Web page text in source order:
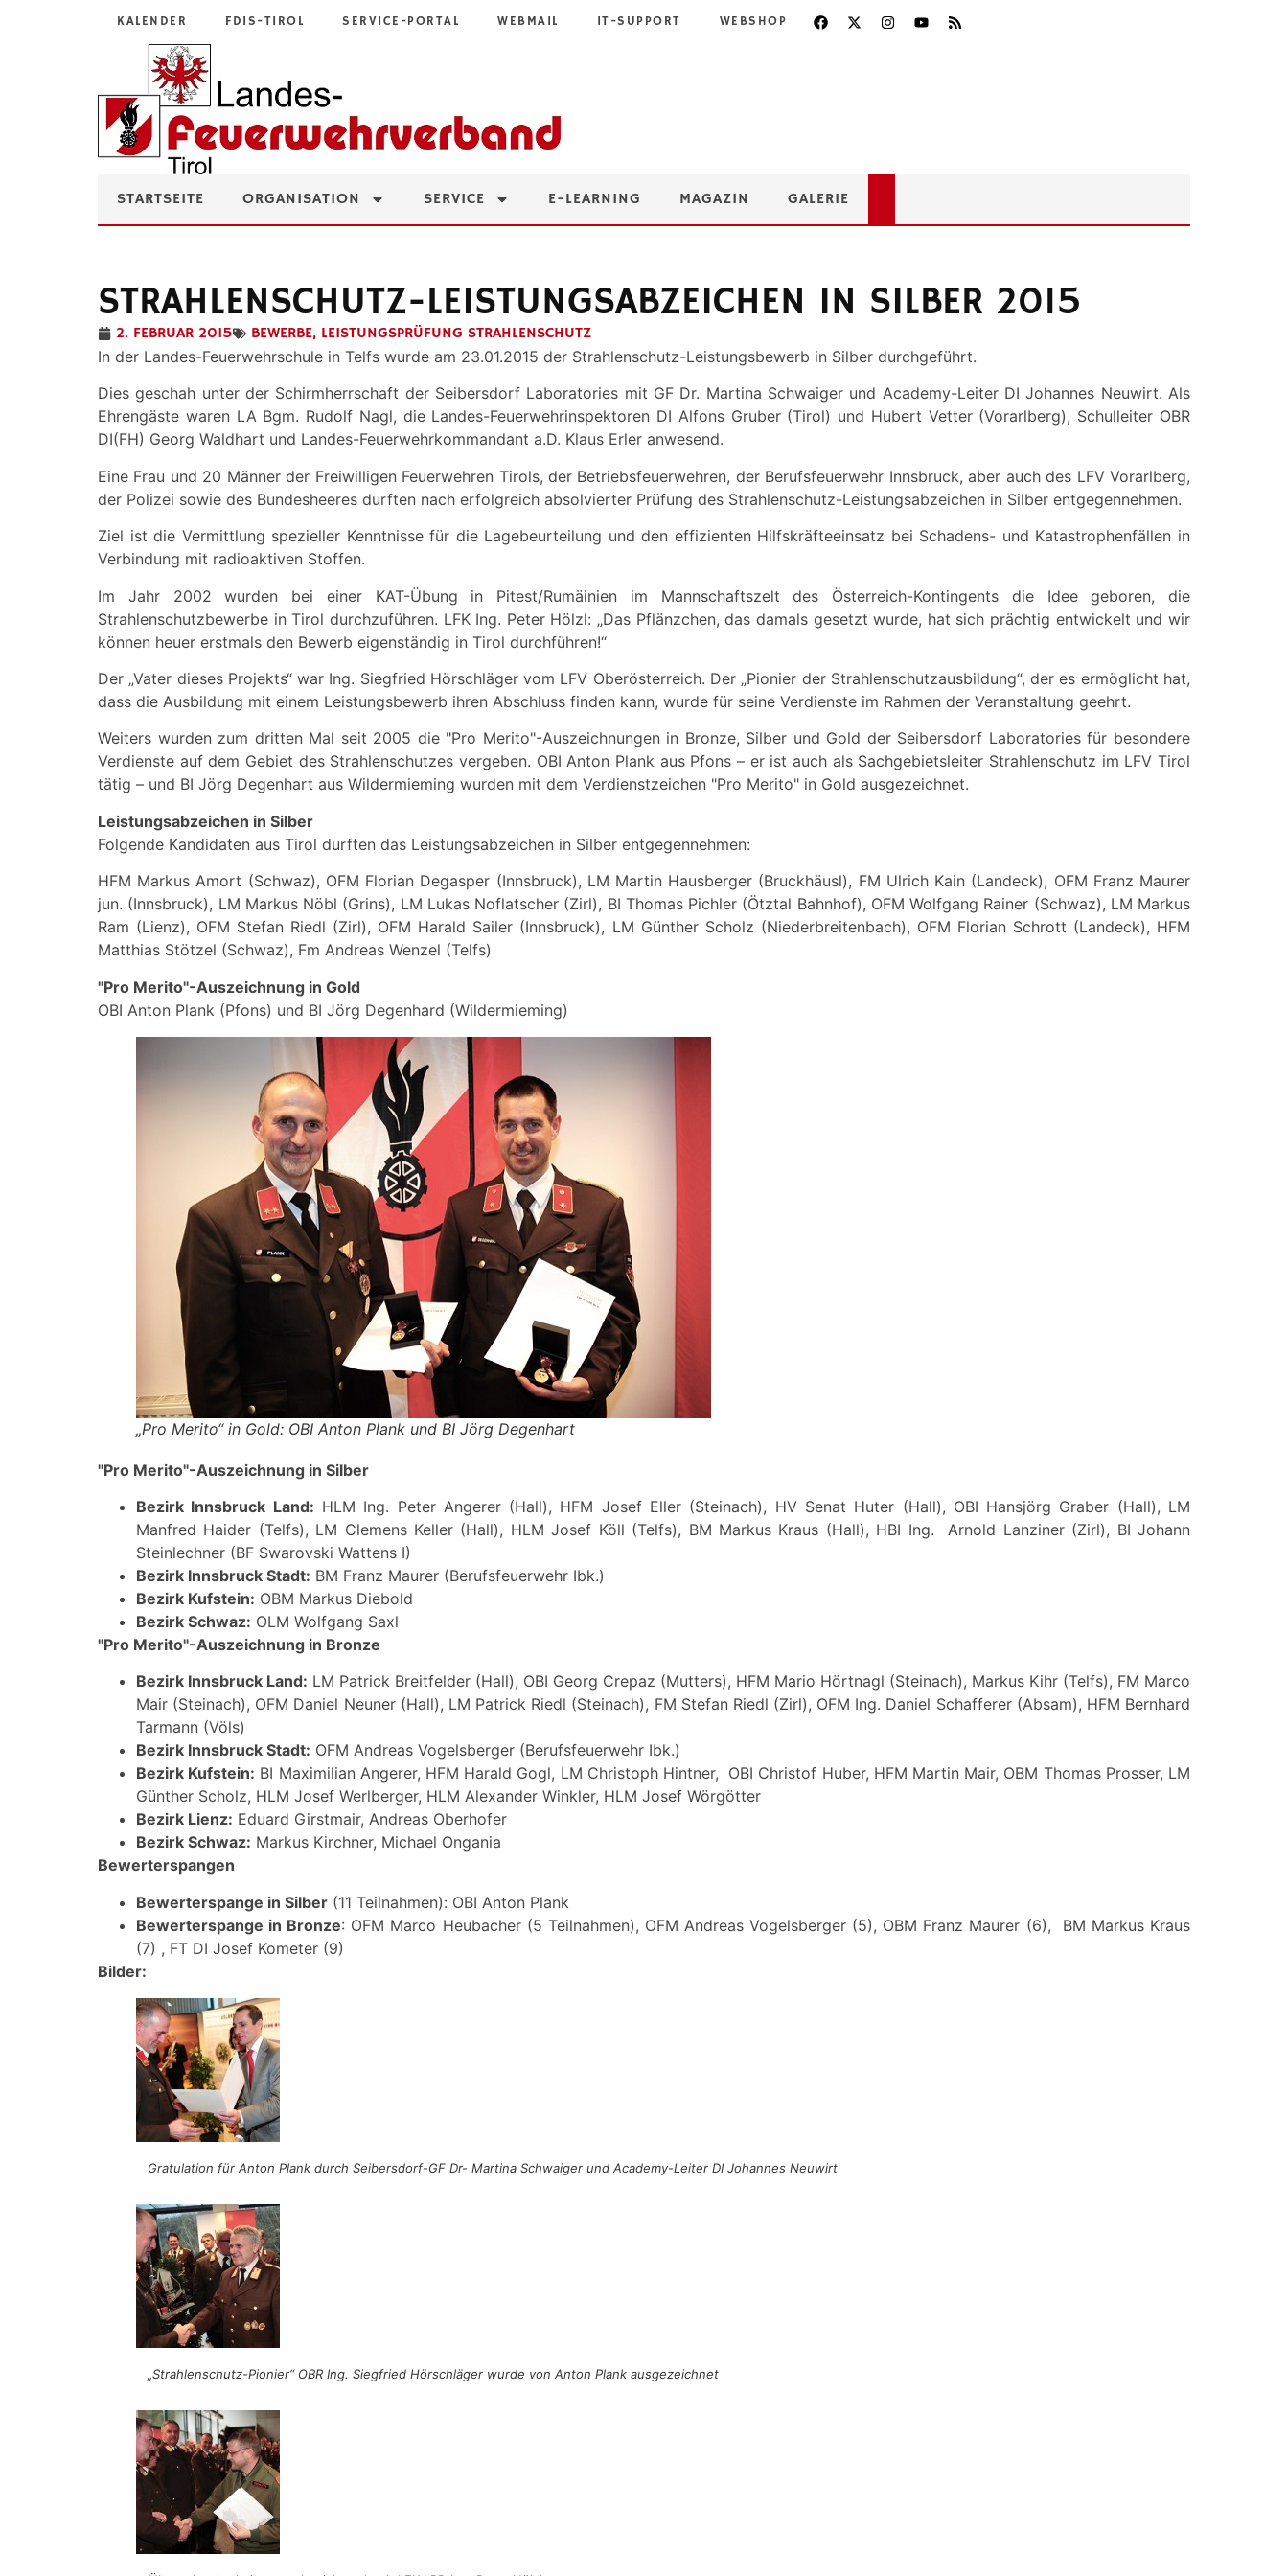
KALENDER FDIS-TIROL SERVICE-PORTAL WEBMAIL IT-SUPPORT WEBSHOP
STARTSEITE ORGANISATION SERVICE E-LEARNING MAGAZIN GALERIE
STRAHLENSCHUTZ-LEISTUNGSABZEICHEN IN SILBER 2015
2. FEBRUAR 2015 BEWERBE, LEISTUNGSPRÜFUNG STRAHLENSCHUTZ
In der Landes-Feuerwehrschule in Telfs wurde am 23.01.2015 der Strahlenschutz-Leistungsbewerb in Silber durchgeführt.
Dies geschah unter der Schirmherrschaft der Seibersdorf Laboratories mit GF Dr. Martina Schwaiger und Academy-Leiter DI Johannes Neuwirt. Als
Ehrengäste waren LA Bgm. Rudolf Nagl, die Landes-Feuerwehrinspektoren DI Alfons Gruber (Tirol) und Hubert Vetter (Vorarlberg), Schulleiter OBR
DI(FH) Georg Waldhart und Landes-Feuerwehrkommandant a.D. Klaus Erler anwesend.
Eine Frau und 20 Männer der Freiwilligen Feuerwehren Tirols, der Betriebsfeuerwehren, der Berufsfeuerwehr Innsbruck, aber auch des LFV Vorarlberg,
der Polizei sowie des Bundesheeres durften nach erfolgreich absolvierter Prüfung des Strahlenschutz-Leistungsabzeichen in Silber entgegennehmen.
Ziel ist die Vermittlung spezieller Kenntnisse für die Lagebeurteilung und den effizienten Hilfskräfteeinsatz bei Schadens- und Katastrophenfällen in
Verbindung mit radioaktiven Stoffen.
Im Jahr 2002 wurden bei einer KAT-Übung in Pitest/Rumäinien im Mannschaftszelt des Österreich-Kontingents die Idee geboren, die
Strahlenschutzbewerbe in Tirol durchzuführen. LFK Ing. Peter Hölzl: „Das Pflänzchen, das damals gesetzt wurde, hat sich prächtig entwickelt und wir
können heuer erstmals den Bewerb eigenständig in Tirol durchführen!“
Der „Vater dieses Projekts“ war Ing. Siegfried Hörschläger vom LFV Oberösterreich. Der „Pionier der Strahlenschutzausbildung“, der es ermöglicht hat,
dass die Ausbildung mit einem Leistungsbewerb ihren Abschluss finden kann, wurde für seine Verdienste im Rahmen der Veranstaltung geehrt.
Weiters wurden zum dritten Mal seit 2005 die "Pro Merito"-Auszeichnungen in Bronze, Silber und Gold der Seibersdorf Laboratories für besondere
Verdienste auf dem Gebiet des Strahlenschutzes vergeben. OBI Anton Plank aus Pfons – er ist auch als Sachgebietsleiter Strahlenschutz im LFV Tirol
tätig – und BI Jörg Degenhart aus Wildermieming wurden mit dem Verdienstzeichen "Pro Merito" in Gold ausgezeichnet.
Leistungsabzeichen in Silber
Folgende Kandidaten aus Tirol durften das Leistungsabzeichen in Silber entgegennehmen:
HFM Markus Amort (Schwaz), OFM Florian Degasper (Innsbruck), LM Martin Hausberger (Bruckhäusl), FM Ulrich Kain (Landeck), OFM Franz Maurer
jun. (Innsbruck), LM Markus Nöbl (Grins), LM Lukas Noflatscher (Zirl), BI Thomas Pichler (Ötztal Bahnhof), OFM Wolfgang Rainer (Schwaz), LM Markus
Ram (Lienz), OFM Stefan Riedl (Zirl), OFM Harald Sailer (Innsbruck), LM Günther Scholz (Niederbreitenbach), OFM Florian Schrott (Landeck), HFM
Matthias Stötzel (Schwaz), Fm Andreas Wenzel (Telfs)
"Pro Merito"-Auszeichnung in Gold
OBI Anton Plank (Pfons) und BI Jörg Degenhard (Wildermieming)
„Pro Merito“ in Gold: OBI Anton Plank und BI Jörg Degenhart
"Pro Merito"-Auszeichnung in Silber
Bezirk Innsbruck Land: HLM Ing. Peter Angerer (Hall), HFM Josef Eller (Steinach), HV Senat Huter (Hall), OBI Hansjörg Graber (Hall), LM
Manfred Haider (Telfs), LM Clemens Keller (Hall), HLM Josef Köll (Telfs), BM Markus Kraus (Hall), HBI Ing. Arnold Lanziner (Zirl), BI Johann
Steinlechner (BF Swarovski Wattens I)
Bezirk Innsbruck Stadt: BM Franz Maurer (Berufsfeuerwehr Ibk.)
Bezirk Kufstein: OBM Markus Diebold
Bezirk Schwaz: OLM Wolfgang Saxl
"Pro Merito"-Auszeichnung in Bronze
Bezirk Innsbruck Land: LM Patrick Breitfelder (Hall), OBI Georg Crepaz (Mutters), HFM Mario Hörtnagl (Steinach), Markus Kihr (Telfs), FM Marco
Mair (Steinach), OFM Daniel Neuner (Hall), LM Patrick Riedl (Steinach), FM Stefan Riedl (Zirl), OFM Ing. Daniel Schafferer (Absam), HFM Bernhard
Tarmann (Völs)
Bezirk Innsbruck Stadt: OFM Andreas Vogelsberger (Berufsfeuerwehr Ibk.)
Bezirk Kufstein: BI Maximilian Angerer, HFM Harald Gogl, LM Christoph Hintner, OBI Christof Huber, HFM Martin Mair, OBM Thomas Prosser, LM
Günther Scholz, HLM Josef Werlberger, HLM Alexander Winkler, HLM Josef Wörgötter
Bezirk Lienz: Eduard Girstmair, Andreas Oberhofer
Bezirk Schwaz: Markus Kirchner, Michael Ongania
Bewerterspangen
Bewerterspange in Silber (11 Teilnahmen): OBI Anton Plank
Bewerterspange in Bronze: OFM Marco Heubacher (5 Teilnahmen), OFM Andreas Vogelsberger (5), OBM Franz Maurer (6), BM Markus Kraus
(7) , FT DI Josef Kometer (9)
Bilder:
Gratulation für Anton Plank durch Seibersdorf-GF Dr- Martina Schwaiger und Academy-Leiter DI Johannes Neuwirt
„Strahlenschutz-Pionier“ OBR Ing. Siegfried Hörschläger wurde von Anton Plank ausgezeichnet